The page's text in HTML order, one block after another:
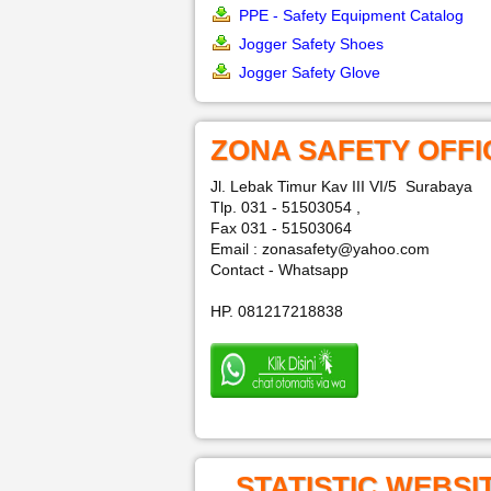
PPE - Safety Equipment Catalog
Jogger Safety Shoes
Jogger Safety Glove
ZONA SAFETY
Jl. Lebak Timur Kav III VI/5 Surabaya
Tlp. 031 - 51503054 ,
Fax 031 - 51503064
Email : zonasafety@yahoo.com
Contact - Whatsapp
HP. 081217218838